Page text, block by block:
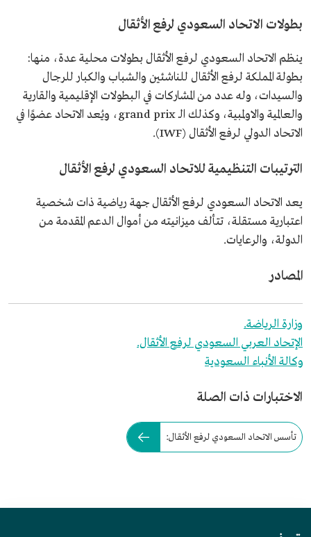
بطولات الاتحاد السعودي لرفع الأثقال
ينظم الاتحاد السعودي لرفع الأثقال بطولات محلية عدة، منها:
بطولة المملكة لرفع الأثقال للناشئين والشباب والكبار للرجال
والسيدات، وله عدد من المشاركات في البطولات الإقليمية والقارية
والعالمية والاولمبية، وكذلك الـ grand prix، ويُعد الاتحاد عضوًا في
الاتحاد الدولي لرفع الأثقال (IWF).
الترتيبات التنظيمية للاتحاد السعودي لرفع الأثقال
يعد الاتحاد السعودي لرفع الأثقال جهة رياضية ذات شخصية
اعتبارية مستقلة، تتألف ميزانيته من أموال الدعم المقدمة من
الدولة، والرعايات.
المصادر
وزارة الرياضة.
الإتحاد العربي السعودي لرفع الأثقال.
وكالة الأنباء السعودية
الاختبارات ذات الصلة
تأسس الاتحاد السعودي لرفع الأثقال: